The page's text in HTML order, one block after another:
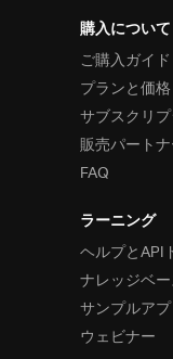
購入について
ご購入ガイド
プランと価格
サブスクリ
販売パート
FAQ
ラーニング
ヘルプとAPI
ナレッジベ
サンプルア
ウェビナー